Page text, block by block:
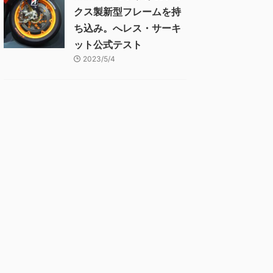
クス製新型フレームを持
ち込み。へレス・サーキ
ット公式テスト
2023/5/4